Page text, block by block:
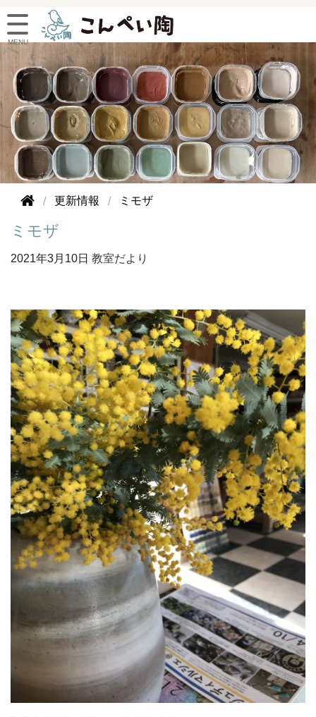
更新情報 ミモザ
ミモザ
2021年3月10日 教室だより